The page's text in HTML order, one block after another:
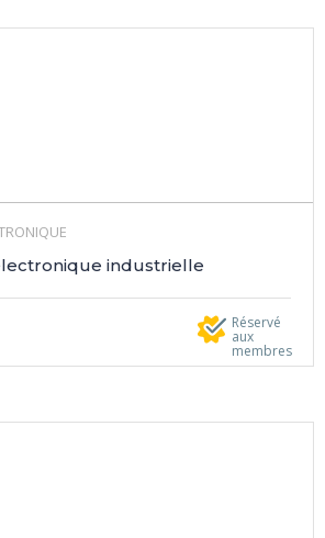
industrielle
Réservé
aux
membres